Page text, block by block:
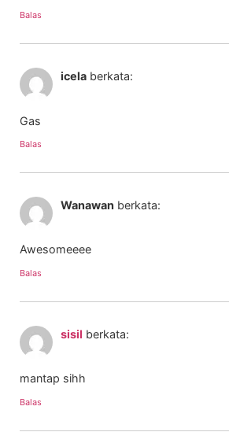
Balas
icela berkata:
Gas
Balas
Wanawan berkata:
Awesomeeee
Balas
sisil berkata:
mantap sihh
Balas